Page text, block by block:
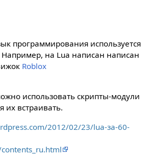
программирования используется
на Lua написан написан
Roblox
использовать скрипты-модули
их встраивать.
2012/02/23/lua-за-60-